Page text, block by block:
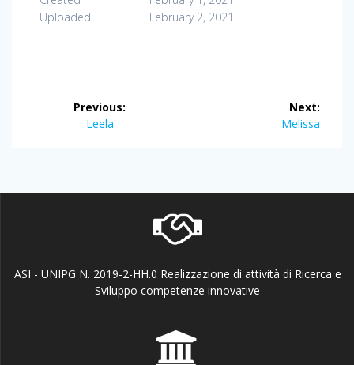
Uploaded
February 2, 2021
navigation
Previous:
Previous
Leela
Next:
Next
Melissa
ASI - UNIPG N. 2019-2-HH.0 Realizzazione di attività di Ricerca e
Sviluppo competenze innovative